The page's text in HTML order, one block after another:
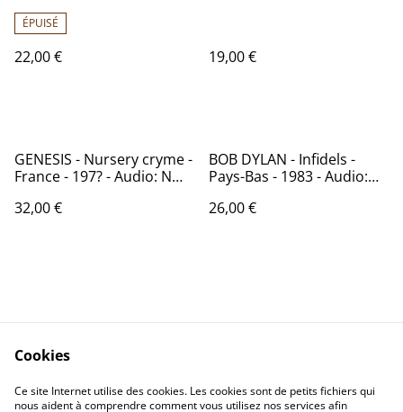
motors MTO 77.005
ÉPUISÉ
22,00 € 19,00 €
GENESIS - Nursery cryme -
France - 197? - Audio: NM -
32,00 €
BOB DYLAN - Infidels -
Pays-Bas - 1983 - Audio:
26,00 €
Politique de
Politique de cookies
Cookies
Ce site Internet utilise des cookies. Les cookies sont de petits fichiers qui
nous aident à comprendre comment vous utilisez nos services afin